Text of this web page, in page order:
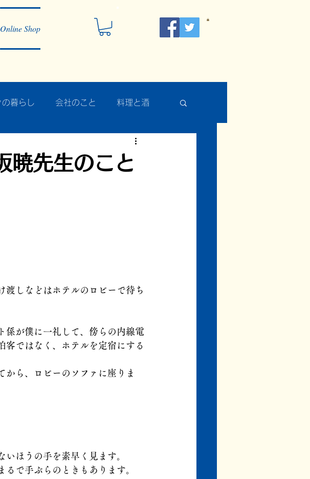
Online Shop
の暮らし 会社のこと 料理と酒
暁先生のこと
渡しなどはホテルのロビーで待ち
係が僕に一礼して、傍らの内線電
客ではなく、ホテルを定宿にする
から、ロビーのソファに座りま
ほうの手を素早く見ます。
で手ぶらのときもあります。